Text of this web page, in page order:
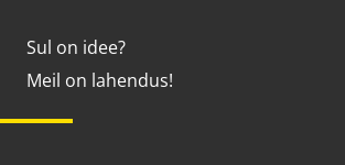
Sul on idee?
Meil on lahendus!